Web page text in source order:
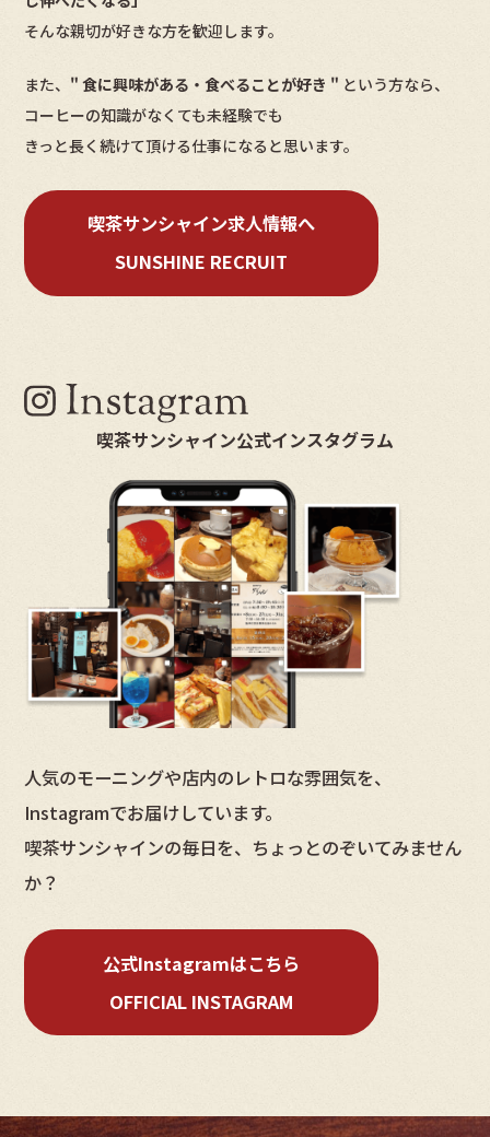
そんな親切が好きな方を歓迎します。
また、 " 食に興味がある・食べることが好き " という方なら、
コーヒーの知識がなくても未経験でも
きっと長く続けて頂ける仕事になると思います。
喫茶サンシャイン求人情報へ
SUNSHINE RECRUIT
喫茶サンシャイン公式インスタグラム
人気のモーニングや店内のレトロな雰囲気を、
Instagramでお届けしています。
喫茶サンシャインの毎日を、ちょっとのぞいてみません
か？
公式Instagramはこちら
OFFICIAL INSTAGRAM